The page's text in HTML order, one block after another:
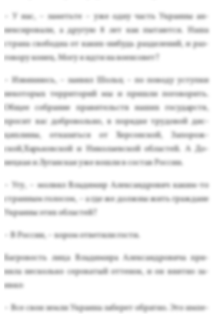
– У нас, – за­меть­те – уже од­ну часть Ук­ра­ины ан­
некси­рова­ли, а дру­гую 8 лет как пы­та­ют­ся. На­ша
стра­на сво­бод­на от ка­ких-ни­будь раз­де­лений, и раз­
го­вору ко­нец. Мо­гу я ид­ти на во­ен­со­вет?
– Из­ви­ня­юсь, – за­явил Шольц – по по­воду ус­тупки
не­кото­рых тер­ри­торий мы и приш­ли по­гово­рить.
Об­щее соб­ра­ние пра­витель­ств на­ших го­сударств,
про­сит вас доб­ро­воль­но, в по­ряд­ке тру­довой дис­
ципли­ны, от­ка­зать­ся от Хер­сон­ской, За­порож­
ской,Харь­ков­ской и Ни­кола­ев­ской об­ластей. А До­
нец­кая и Лу­ган­ская уже вош­ли в сос­тав Рос­сии.
– Угу, – мол­вил Вла­димир Алек­сан­дро­вич ка­ким-то
стран­ным го­лосом, – а где же дол­жны жить граж­да­не
Ук­ра­ины этих об­ластей?
– В Рос­сии, – хо­ром от­ве­тили гос­ти.
Баг­ро­вость ли­ца Вла­дими­ра Алек­сан­дро­вича при­
няла нес­коль­ко се­рова­тый от­те­нок, и он внят­но за­
явил:
– Все свои зем­ли Ук­ра­ина за­берет об­ратно. Это им­пе­